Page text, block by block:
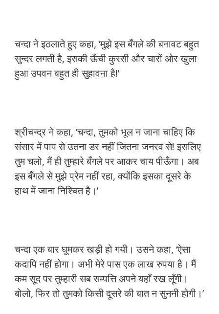
चन्दा ने इठलाते हुए कहा, ‘मुझे इस बँगले की बनावट बहुत
सुन्दर लगती है, इसकी ऊँची कुरसी और चारों ओर खुला
हुआ उपवन बहुत ही सुहावना है!’
श्रीचन्द्र ने कहा, ‘चन्दा, तुमको भूल न जाना चाहिए कि
संसार में पाप से उतना डर नहीं जितना जनरव से! इसलिए
तुम चलो, मैं ही तुम्हारे बँगले पर आकर चाय पीऊँगा। अब
इस बँगले से मुझे प्रेम नहीं रहा, क्योंकि इसका दूसरे के
हाथ में जाना निश्चित है।’
चन्दा एक बार घूमकर खड़ी हो गयी। उसने कहा, ‘ऐसा
कदापि नहीं होगा। अभी मेरे पास एक लाख रुपया है। मैं
कम सूद पर तुम्हारी सब सम्पत्ति अपने यहाँ रख लूँगी।
बोलो, फिर तो तुमको किसी दूसरे की बात न सुननी होगी।’